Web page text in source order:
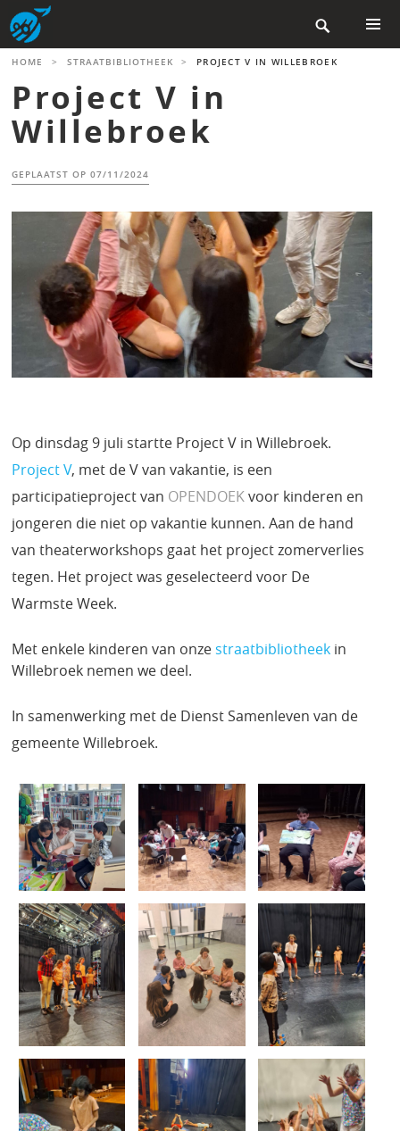
Skip
to
content

HOME > STRAATBIBLIOTHEEK > PROJECT V IN WILLEBROEK
Project V in
Willebroek
GEPLAATST OP07/11/2024
Op dinsdag 9 juli startte Project V in Willebroek.
Project V, met de V van vakantie, is een
participatieproject van OPENDOEKvoor kinderen en
jongeren die niet op vakantie kunnen. Aan de hand
van theaterworkshops gaat het project zomerverlies
tegen. Het project was geselecteerd voor De
Warmste Week.
Met enkele kinderen van onze straatbibliotheek in
Willebroek nemen we deel.
In samenwerking met de Dienst Samenleven van de
gemeente Willebroek.